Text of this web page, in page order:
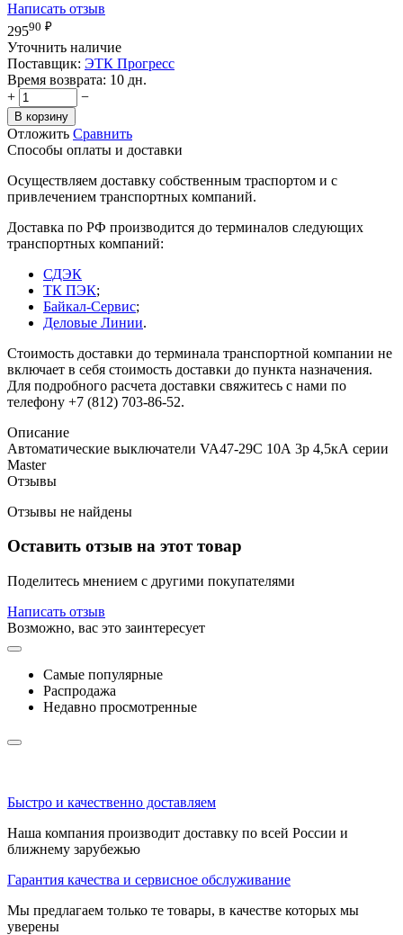
Написать отзыв
29590 ₽
Уточнить наличие
Поставщик: ЭТК Прогресс
Время возврата: 10 дн.
+
−
В корзину
Отложить Сравнить
Способы оплаты и доставки
Осуществляем доставку собственным траспортом и с
привлечением транспортных компаний.
Доставка по РФ производится до терминалов следующих
транспортных компаний:
СДЭК
ТК ПЭК;
Байкал-Сервис;
Деловые Линии.
Стоимость доставки до терминала транспортной компании не
включает в себя стоимость доставки до пункта назначения.
Для подробного расчета доставки свяжитесь с нами по
телефону +7 (812) 703-86-52.
Описание
Автоматические выключатели VA47-29С 10А 3p 4,5кА серии
Master
Отзывы
Отзывы не найдены
Оставить отзыв на этот товар
Поделитесь мнением с другими покупателями
Написать отзыв
Возможно, вас это заинтересует
Самые популярные
Распродажа
Недавно просмотренные
Быстро и качественно доставляем
Наша компания производит доставку по всей России и
ближнему зарубежью
Гарантия качества и сервисное обслуживание
Мы предлагаем только те товары, в качестве которых мы
уверены